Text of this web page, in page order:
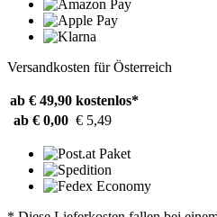
Versandkosten für Österreich
ab € 49,90 kostenlos*
ab € 0,00 € 5,49